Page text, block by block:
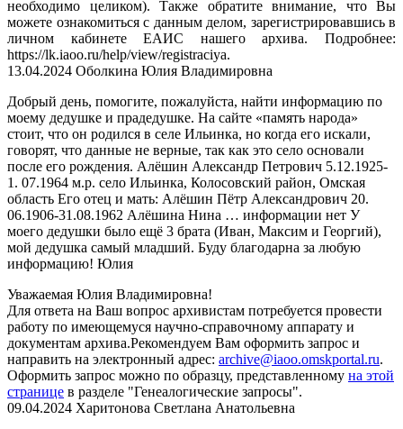
необходимо целиком). Также обратите внимание, что Вы
можете ознакомиться с данным делом, зарегистрировавшись в
личном кабинете ЕАИС нашего архива. Подробнее:
https://lk.iaoo.ru/help/view/registraciya.
13.04.2024 Оболкина Юлия Владимировна
Добрый день, помогите, пожалуйста, найти информацию по
моему дедушке и прадедушке. На сайте «память народа»
стоит, что он родился в селе Ильинка, но когда его искали,
говорят, что данные не верные, так как это село основали
после его рождения. Алёшин Александр Петрович 5.12.1925-
1. 07.1964 м.р. село Ильинка, Колосовский район, Омская
область Его отец и мать: Алёшин Пётр Александрович 20.
06.1906-31.08.1962 Алёшина Нина … информации нет У
моего дедушки было ещё 3 брата (Иван, Максим и Георгий),
мой дедушка самый младший. Буду благодарна за любую
информацию! Юлия
Уважаемая Юлия Владимировна!
Для ответа на Ваш вопрос архивистам потребуется провести
работу по имеющемуся научно-справочному аппарату и
документам архива.Рекомендуем Вам оформить запрос и
направить на электронный адрес: archive@iaoo.omskportal.ru.
Оформить запрос можно по образцу, представленному на этой
странице в разделе "Генеалогические запросы".
09.04.2024 Харитонова Светлана Анатольевна